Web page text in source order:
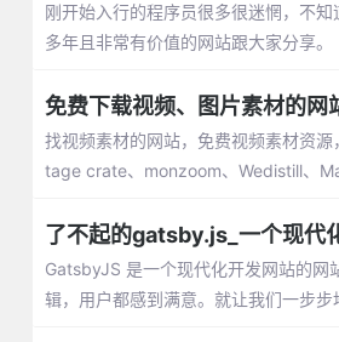
刚开始入行的程序员很多很迷惘，不
多年且非常有价值的网站跟大家分享。
免费下载视频、图片素材的网
找视频素材的网站，免费视频素材资
tage crate、monzoom、Wedistill、
了不起的gatsby.js_一个现代
GatsbyJS 是一个现代化开发网站的网
辑，用户都感到满意。就让我们一步